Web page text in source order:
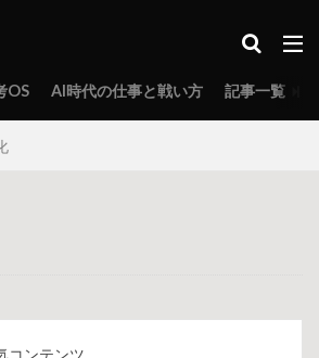
OS AI時代の仕事と戦い方 記事一覧
コンテンツ